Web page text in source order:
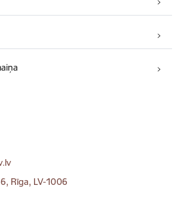
Rīga, LV-1006